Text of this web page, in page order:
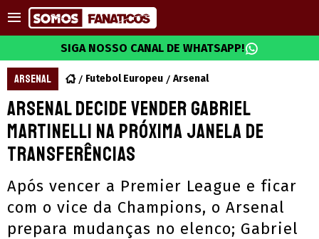
SIGA NOSSO CANAL DE WHATSAPP!
ARSENAL Futebol Europeu Arsenal
Arsenal decide vender Gabriel
Martinelli na próxima janela de
transferências
Após vencer a Premier League e ficar
com o vice da Champions, o Arsenal
prepara mudanças no elenco; Gabriel